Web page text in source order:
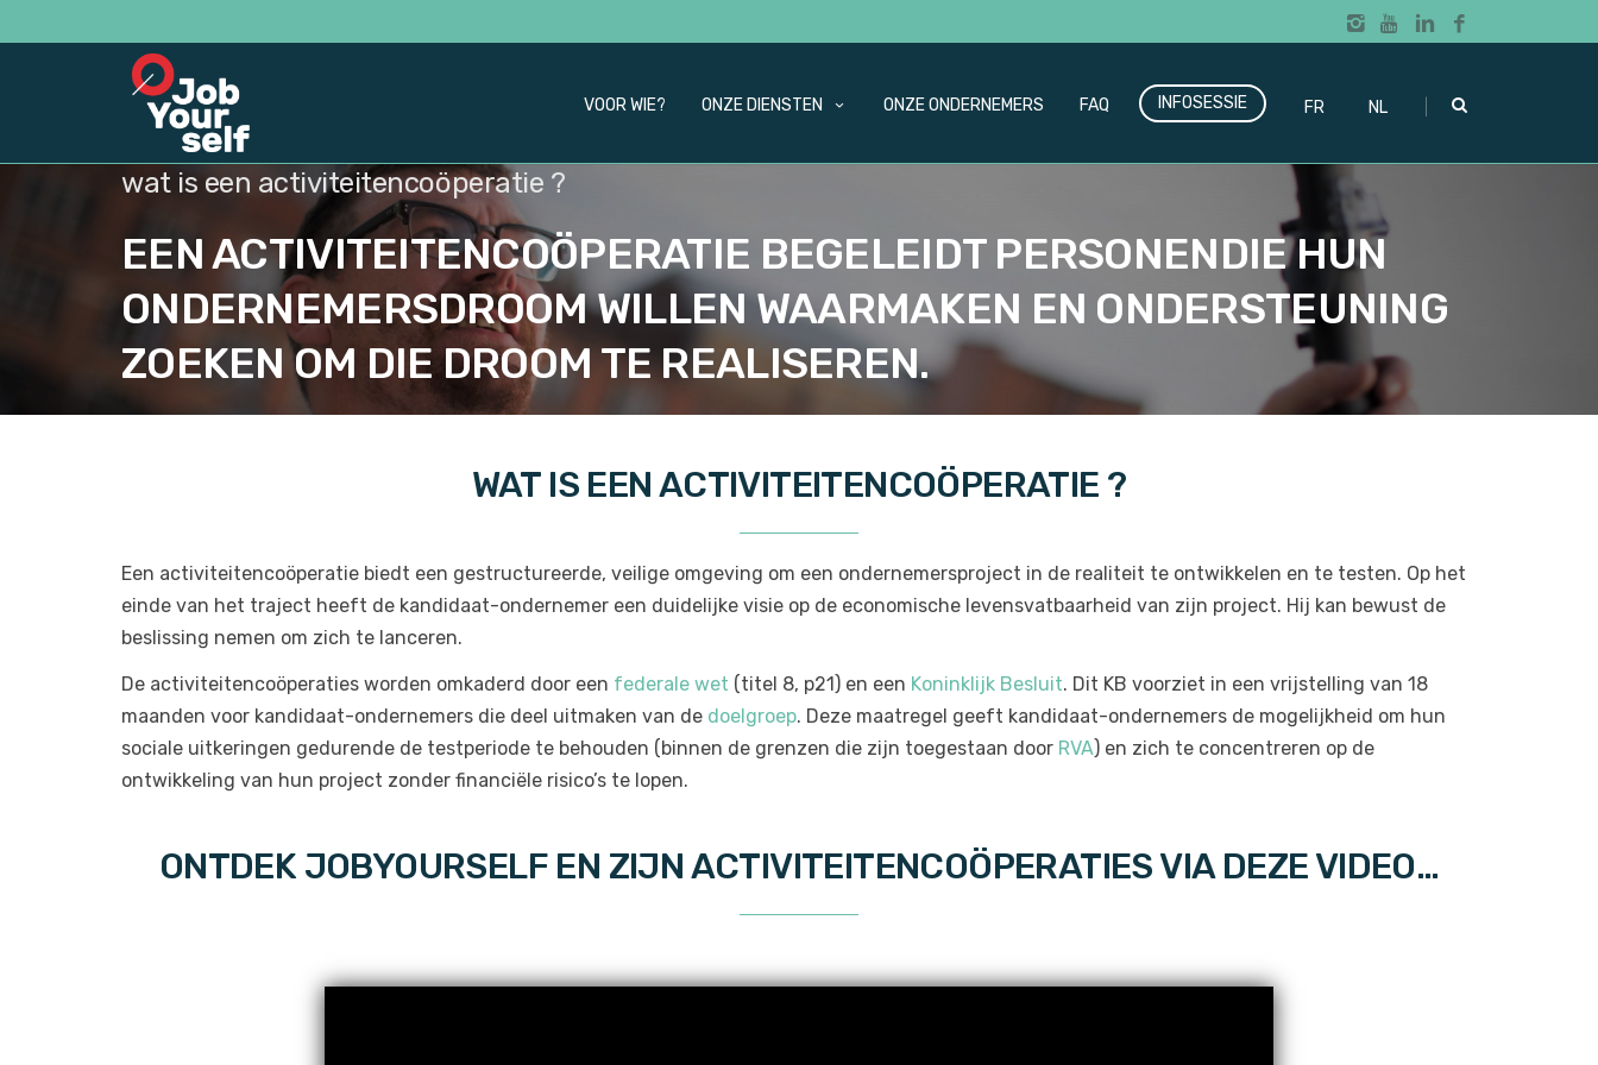
VOOR WIE? ONZE DIENSTEN ONZE ONDERNEMERS FAQ INFOSESSIE FR NL |
wat is een activiteitencoöperatie ?
EEN ACTIVITEITENCOÖPERATIE BEGELEIDT PERSONENDIE HUN
ONDERNEMERSDROOM WILLEN WAARMAKEN EN ONDERSTEUNING
ZOEKEN OM DIE DROOM TE REALISEREN.
WAT IS EEN ACTIVITEITENCOÖPERATIE ?
Een activiteitencoöperatie biedt een gestructureerde, veilige omgeving om een ondernemersproject in de realiteit te ontwikkelen en te testen. Op het
einde van het traject heeft de kandidaat-ondernemer een duidelijke visie op de economische levensvatbaarheid van zijn project. Hij kan bewust de
beslissing nemen om zich te lanceren.
De activiteitencoöperaties worden omkaderd door een federale wet (titel 8, p21) en een Koninklijk Besluit. Dit KB voorziet in een vrijstelling van 18
maanden voor kandidaat-ondernemers die deel uitmaken van de doelgroep. Deze maatregel geeft kandidaat-ondernemers de mogelijkheid om hun
sociale uitkeringen gedurende de testperiode te behouden (binnen de grenzen die zijn toegestaan ​​door RVA) en zich te concentreren op de
ontwikkeling van hun project zonder financiële risico’s te lopen.
ONTDEK JOBYOURSELF EN ZIJN ACTIVITEITENCOÖPERATIES VIA DEZE VIDEO…